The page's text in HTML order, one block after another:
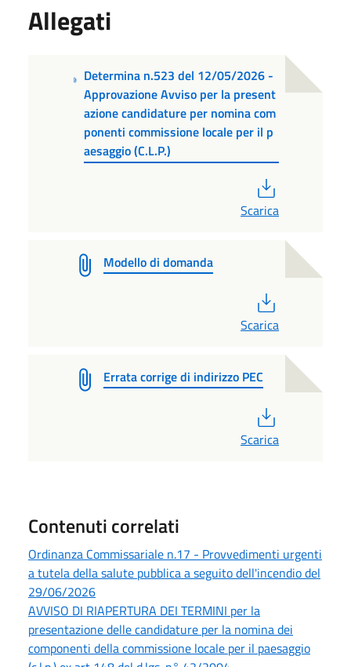
Allegati
Determina n.523 del 12/05/2026 -
Approvazione Avviso per la present
azione candidature per nomina com
ponenti commissione locale per il p
aesaggio (C.L.P.)
Scarica
Modello di domanda
Scarica
Errata corrige di indirizzo PEC
Scarica
Contenuti correlati
Ordinanza Commissariale n.17 - Provvedimenti urgenti
a tutela della salute pubblica a seguito dell'incendio del
29/06/2026
AVVISO DI RIAPERTURA DEI TERMINI per la
presentazione delle candidature per la nomina dei
componenti della commissione locale per il paesaggio